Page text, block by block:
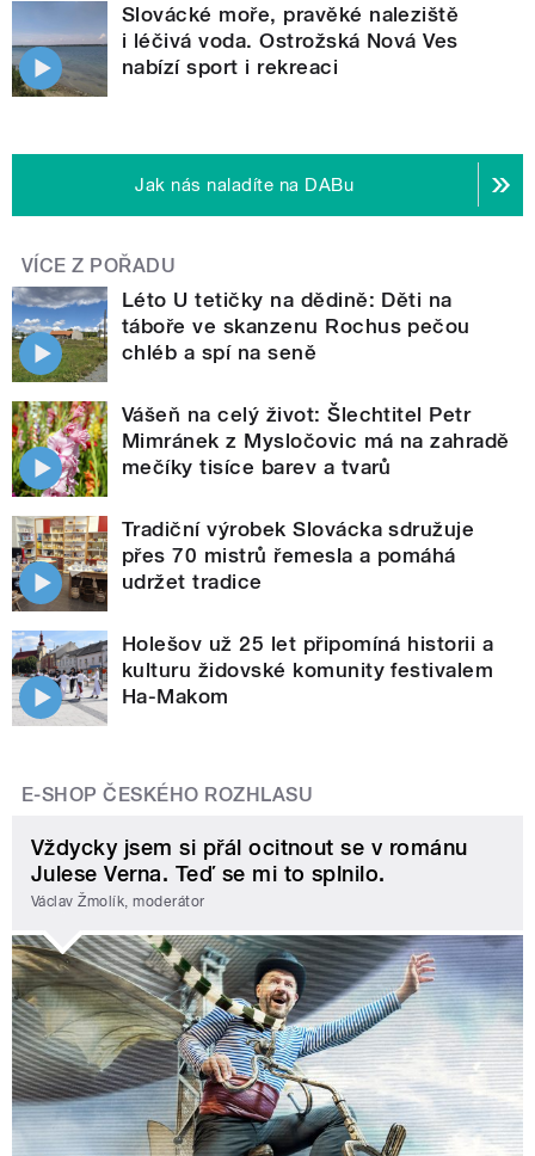
Slovácké moře, pravěké naleziště
i léčivá voda. Ostrožská Nová Ves
nabízí sport i rekreaci
Jak nás naladíte na DABu
VÍCE Z POŘADU
Léto U tetičky na dědině: Děti na
táboře ve skanzenu Rochus pečou
chléb a spí na seně
Vášeň na celý život: Šlechtitel Petr
Mimránek z Mysločovic má na zahradě
mečíky tisíce barev a tvarů
Tradiční výrobek Slovácka sdružuje
přes 70 mistrů řemesla a pomáhá
udržet tradice
Holešov už 25 let připomíná historii a
kulturu židovské komunity festivalem
Ha-Makom
E-SHOP ČESKÉHO ROZHLASU
Vždycky jsem si přál ocitnout se v románu
Julese Verna. Teď se mi to splnilo.
Václav Žmolík, moderátor